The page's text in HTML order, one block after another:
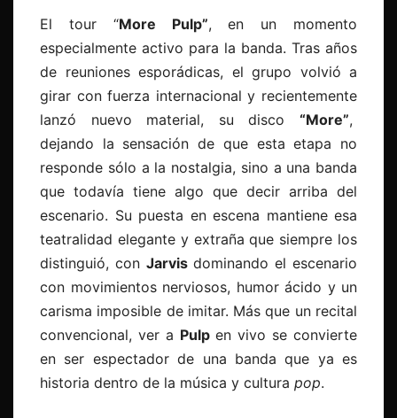
El tour “More Pulp”, en un momento
especialmente activo para la banda. Tras años
de reuniones esporádicas, el grupo volvió a
girar con fuerza internacional y recientemente
lanzó nuevo material, su disco “More”,
dejando la sensación de que esta etapa no
responde sólo a la nostalgia, sino a una banda
que todavía tiene algo que decir arriba del
escenario. Su puesta en escena mantiene esa
teatralidad elegante y extraña que siempre los
distinguió, con Jarvisdominando el escenario
con movimientos nerviosos, humor ácido y un
carisma imposible de imitar. Más que un recital
convencional, ver a Pulpen vivo se convierte
en ser espectador de una banda que ya es
historia dentro de la música y cultura pop.